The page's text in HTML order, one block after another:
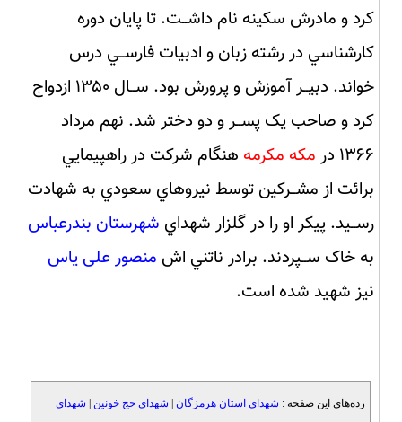
کرد و مادرش سکینه نام داشــت. تا پایان دوره
کارشناسي در رشته زبان و ادبیات فارســي درس
خواند. دبیــر آموزش و پرورش بود. ســال ۱۳۵۰ ازدواج
کرد و صاحب یک پســر و دو دختر شد. نهم مرداد
۱۳۶۶ در
مکه مکرمه هنگام شرکت در راهپیمایي
برائت از مشــرکین توسط نیروهاي سعودي به شهادت
رســید. پیکر او را در گلزار شهداي شهرستان بندرعباس
به خاک ســپردند. برادر ناتني اش منصور علی یاس
نیز شهید شده است.
رده‌های این صفحه : شهدای استان هرمزگان| شهدای حج خونین شهدای